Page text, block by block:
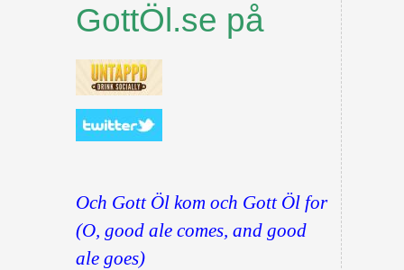
GottÖl.se på
Och Gott Öl kom och Gott Öl for
(O, good ale comes, and good
ale goes)